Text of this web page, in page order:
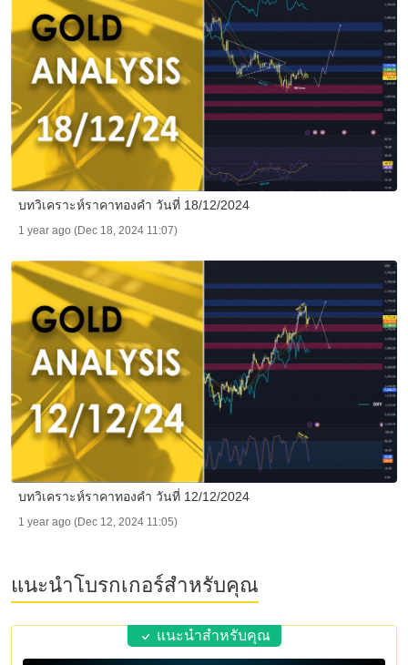
บทวิเคราะห์ราคาทองคำ วันที่ 18/12/2024
1 year ago (Dec 18, 2024 11:07)
บทวิเคราะห์ราคาทองคำ วันที่ 12/12/2024
1 year ago (Dec 12, 2024 11:05)
แนะนำโบรกเกอร์สำหรับคุณ
แนะนำสำหรับคุณ